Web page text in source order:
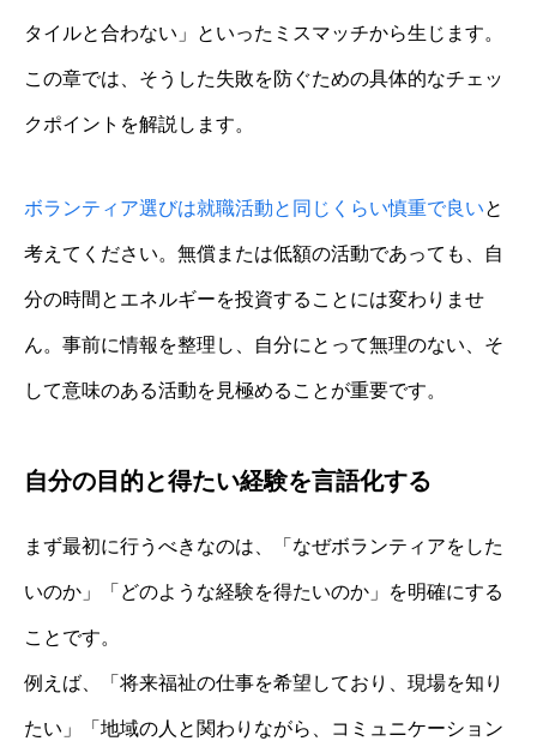
タイルと合わない」といったミスマッチから生じます。
この章では、そうした失敗を防ぐための具体的なチェッ
クポイントを解説します。
ボランティア選びは就職活動と同じくらい慎重で良いと
考えてください。無償または低額の活動であっても、自
分の時間とエネルギーを投資することには変わりませ
ん。事前に情報を整理し、自分にとって無理のない、そ
して意味のある活動を見極めることが重要です。
自分の目的と得たい経験を言語化する
まず最初に行うべきなのは、「なぜボランティアをした
いのか」「どのような経験を得たいのか」を明確にする
ことです。
例えば、「将来福祉の仕事を希望しており、現場を知り
たい」「地域の人と関わりながら、コミュニケーション